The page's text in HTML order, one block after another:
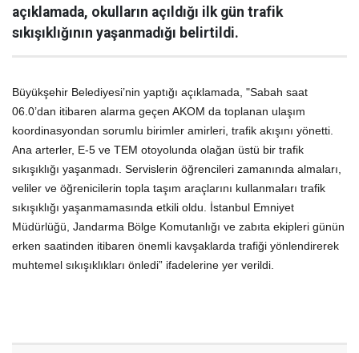
açıklamada, okulların açıldığı ilk gün trafik
sıkışıklığının yaşanmadığı belirtildi.
Büyükşehir Belediyesi’nin yaptığı açıklamada, "Sabah saat
06.0’dan itibaren alarma geçen AKOM da toplanan ulaşım
koordinasyondan sorumlu birimler amirleri, trafik akışını yönetti.
Ana arterler, E-5 ve TEM otoyolunda olağan üstü bir trafik
sıkışıklığı yaşanmadı. Servislerin öğrencileri zamanında almaları,
veliler ve öğrenicilerin topla taşım araçlarını kullanmaları trafik
sıkışıklığı yaşanmamasında etkili oldu. İstanbul Emniyet
Müdürlüğü, Jandarma Bölge Komutanlığı ve zabıta ekipleri günün
erken saatinden itibaren önemli kavşaklarda trafiği yönlendirerek
muhtemel sıkışıklıkları önledi” ifadelerine yer verildi.